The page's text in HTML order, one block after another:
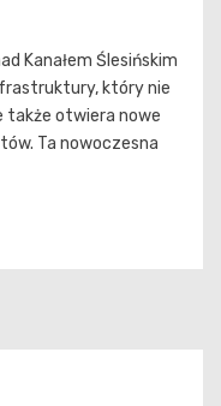
Kanałem Ślesińskim
który nie
także otwiera nowe
Ta nowoczesna